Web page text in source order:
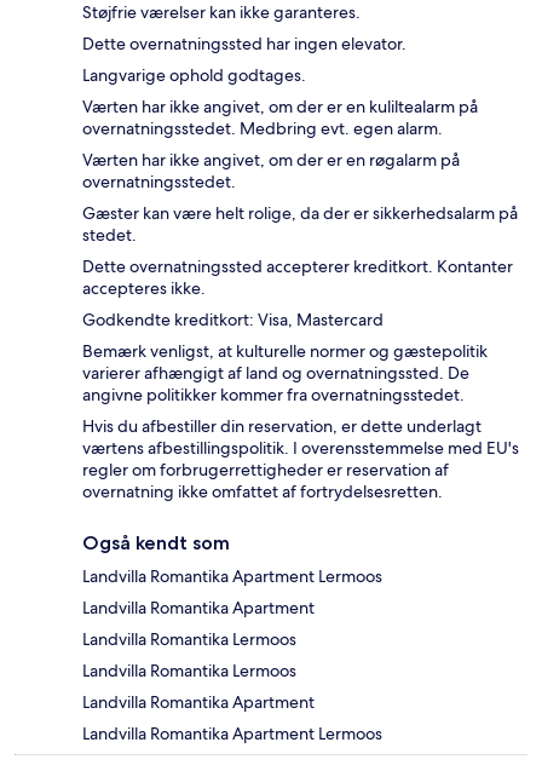
Støjfrie værelser kan ikke garanteres.
Dette overnatningssted har ingen elevator.
Langvarige ophold godtages.
Værten har ikke angivet, om der er en kuliltealarm på
overnatningsstedet. Medbring evt. egen alarm.
Værten har ikke angivet, om der er en røgalarm på
overnatningsstedet.
Gæster kan være helt rolige, da der er sikkerhedsalarm på
stedet.
Dette overnatningssted accepterer kreditkort. Kontanter
accepteres ikke.
Godkendte kreditkort: Visa, Mastercard
Bemærk venligst, at kulturelle normer og gæstepolitik
varierer afhængigt af land og overnatningssted. De
angivne politikker kommer fra overnatningsstedet.
Hvis du afbestiller din reservation, er dette underlagt
værtens afbestillingspolitik. I overensstemmelse med EU's
regler om forbrugerrettigheder er reservation af
overnatning ikke omfattet af fortrydelsesretten.
Også kendt som
Landvilla Romantika Apartment Lermoos
Landvilla Romantika Apartment
Landvilla Romantika Lermoos
Landvilla Romantika Lermoos
Landvilla Romantika Apartment
Landvilla Romantika Apartment Lermoos